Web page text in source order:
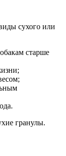
сухого или
старше
гранулы.